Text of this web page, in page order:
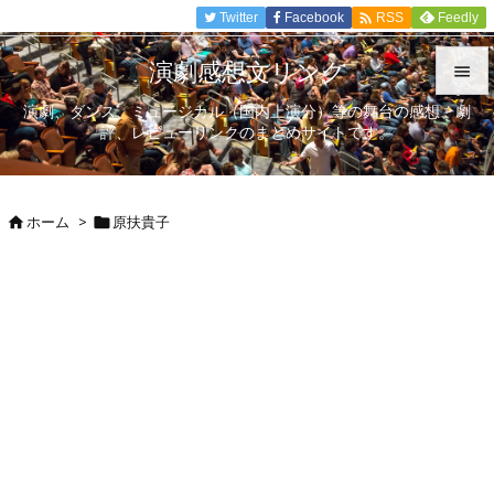


メニュ

Twitter Facebook  RSS Feedly
演劇感想文リンク
演劇、ダンス、ミュージカル（国内上演分）等の舞台の感想、劇
評、レビューリンクのまとめサイトです。
ホーム > 原扶貴子